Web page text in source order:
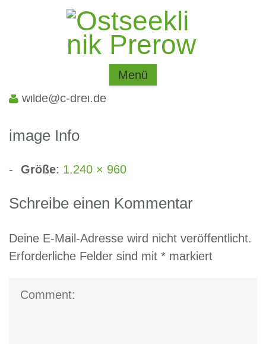
Menü
April 4, 2021
wilde@c-drei.de
image Info
Größe: 1.240 × 960
Schreibe einen Kommentar
Deine E-Mail-Adresse wird nicht veröffentlicht.
Erforderliche Felder sind mit * markiert